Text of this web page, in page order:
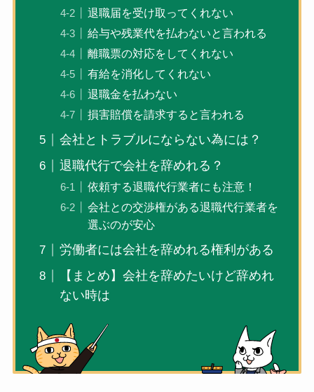
退職届を受け取ってくれない
給与や残業代を払わないと言われる
離職票の対応をしてくれない
有給を消化してくれない
退職金を払わない
損害賠償を請求すると言われる
会社とトラブルにならない為には？
退職代行で会社を辞めれる？
依頼する退職代行業者にも注意！
会社との交渉権がある退職代行業者を
選ぶのが安心
労働者には会社を辞めれる権利がある
【まとめ】会社を辞めたいけど辞めれ
ない時は